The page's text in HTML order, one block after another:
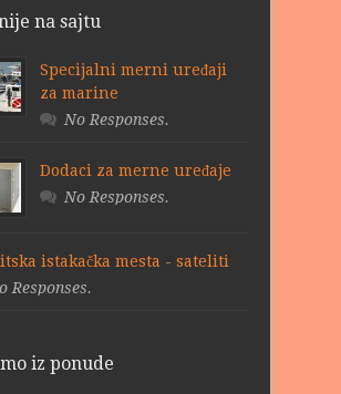
na sajtu
Specijalni merni uređaji
za marine
No Responses.
Dodaci za merne uređaje
No Responses.
istakačka mesta - sateliti
Responses.
iz ponude